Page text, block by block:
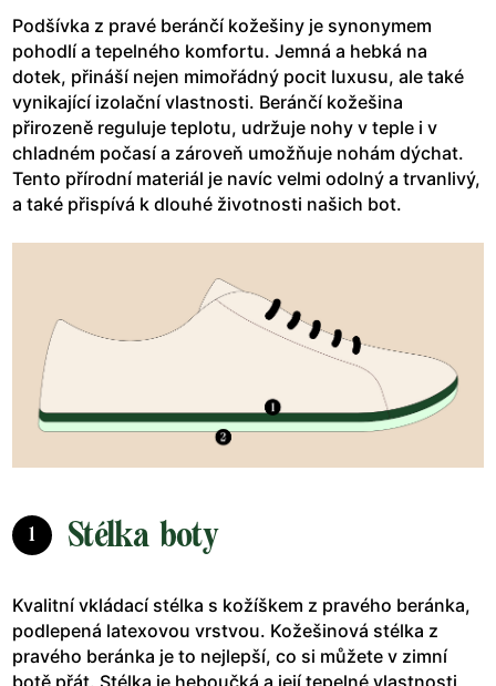
Podšívka z pravé beránčí kožešiny je synonymem
pohodlí a tepelného komfortu. Jemná a hebká na
dotek, přináší nejen mimořádný pocit luxusu, ale také
vynikající izolační vlastnosti. Beránčí kožešina
přirozeně reguluje teplotu, udržuje nohy v teple i v
chladném počasí a zároveň umožňuje nohám dýchat.
Tento přírodní materiál je navíc velmi odolný a trvanlivý,
a také přispívá k dlouhé životnosti našich bot.
1 Stélka boty
Kvalitní vkládací stélka s kožíškem z pravého beránka,
podlepená latexovou vrstvou. Kožešinová stélka z
pravého beránka je to nejlepší, co si můžete v zimní
botě přát. Stélka je heboučká a její tepelné vlastnosti